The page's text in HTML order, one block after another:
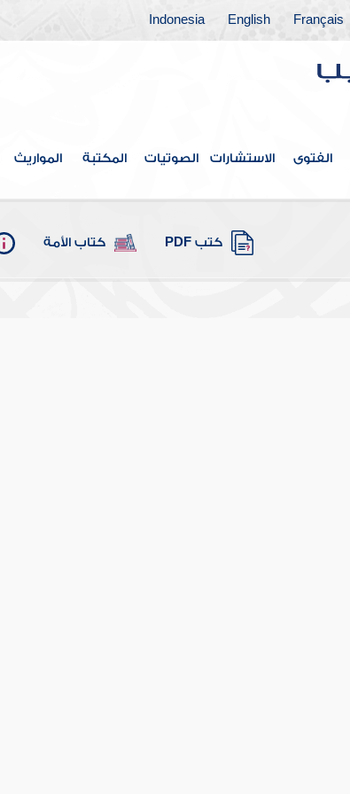
Français
English
Indonesia
الفتوى الاستشارات الصوتيات المكتبة المواريث
كتب PDF كتاب الأمة